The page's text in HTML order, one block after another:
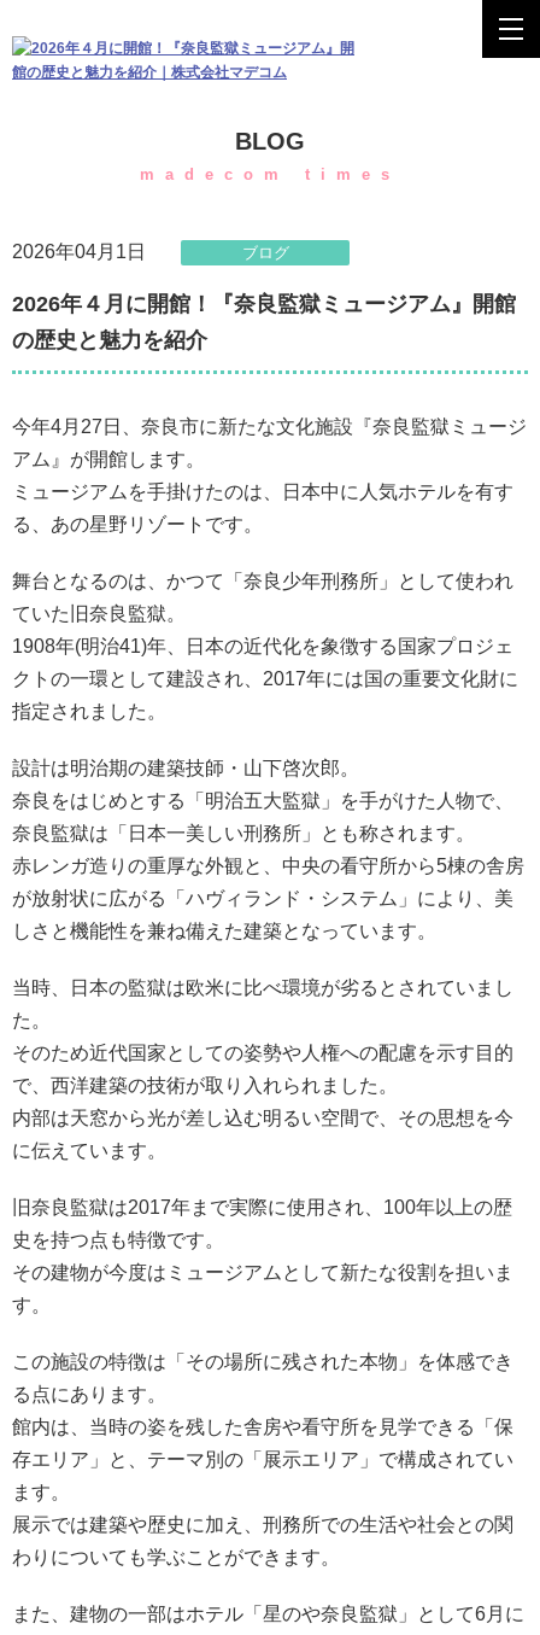
BLOG
madecom times
2026年04月1日 ブログ
2026年４月に開館！『奈良監獄ミュージアム』開館
の歴史と魅力を紹介
今年4月27日、奈良市に新たな文化施設『奈良監獄ミュージ
アム』が開館します。
ミュージアムを手掛けたのは、日本中に人気ホテルを有す
る、あの星野リゾートです。
舞台となるのは、かつて「奈良少年刑務所」として使われ
ていた旧奈良監獄。
1908年(明治41)年、日本の近代化を象徴する国家プロジェ
クトの一環として建設され、2017年には国の重要文化財に
指定されました。
設計は明治期の建築技師・山下啓次郎。
奈良をはじめとする「明治五大監獄」を手がけた人物で、
奈良監獄は「日本一美しい刑務所」とも称されます。
赤レンガ造りの重厚な外観と、中央の看守所から5棟の舎房
が放射状に広がる「ハヴィランド・システム」により、美
しさと機能性を兼ね備えた建築となっています。
当時、日本の監獄は欧米に比べ環境が劣るとされていまし
た。
そのため近代国家としての姿勢や人権への配慮を示す目的
で、西洋建築の技術が取り入れられました。
内部は天窓から光が差し込む明るい空間で、その思想を今
に伝えています。
旧奈良監獄は2017年まで実際に使用され、100年以上の歴
史を持つ点も特徴です。
その建物が今度はミュージアムとして新たな役割を担いま
す。
この施設の特徴は「その場所に残された本物」を体感でき
る点にあります。
館内は、当時の姿を残した舎房や看守所を見学できる「保
存エリア」と、テーマ別の「展示エリア」で構成されてい
ます。
展示では建築や歴史に加え、刑務所での生活や社会との関
わりについても学ぶことができます。
また、建物の一部はホテル「星のや奈良監獄」として6月に